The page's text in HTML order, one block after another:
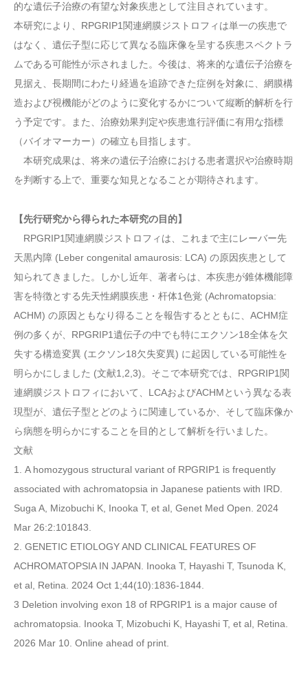
的な遺伝子治療の有望な対象疾患として注目されています。
本研究により、RPGRIP1関連網膜ジストロフィは単一の疾患で
はなく、遺伝子型に応じて異なる臨床像を呈する疾患スペクトラ
ムである可能性が示されました。今後は、将来的な遺伝子治療を
見据え、長期間にわたり経過を追跡できた症例を対象に、網膜構
造および視機能がどのように変化するかについて縦断的解析を行
う予定です。また、治療効果判定や疾患進行評価に有用な指標
（バイオマーカー）の確立も目指します。
本研究成果は、将来の遺伝子治療における患者選択や治療時期
を判断する上で、重要な知見となることが期待されます。
【先行研究から得られた本研究の目的】
RPGRIP1関連網膜ジストロフィは、これまで主にレーバー先
天黒内障 (Leber congenital amaurosis: LCA) の原因疾患として
知られてきました。しかし近年、著者らは、本疾患が錐体機能障
害を特徴とする先天性網膜疾患・杆体1色覚 (Achromatopsia:
ACHM) の原因ともなり得ることを報告するとともに、ACHM症
例の多くが、RPGRIP1遺伝子の中でも特にエクソン18全体を欠
失する構造変異 (エクソン18欠失変異) に起因している可能性を
明らかにしました (文献1,2,3)。そこで本研究では、RPGRIP1関
連網膜ジストロフィにおいて、LCAおよびACHMという異なる表
現型が、遺伝子型とどのように関連しているか、そして臨床像か
ら病態を明らかにすることを目的として解析を行いました。
文献
1. A homozygous structural variant of RPGRIP1 is frequently
associated with achromatopsia in Japanese patients with IRD.
Suga A, Mizobuchi K, Inooka T, et al, Genet Med Open. 2024
Mar 26:2:101843.
2. GENETIC ETIOLOGY AND CLINICAL FEATURES OF
ACHROMATOPSIA IN JAPAN. Inooka T, Hayashi T, Tsunoda K,
et al, Retina. 2024 Oct 1;44(10):1836-1844.
3 Deletion involving exon 18 of RPGRIP1 is a major cause of
achromatopsia. Inooka T, Mizobuchi K, Hayashi T, et al, Retina.
2026 Mar 10. Online ahead of print.